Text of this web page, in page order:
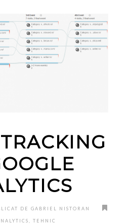
DE GABRIEL NISTORAN
TEHNIC